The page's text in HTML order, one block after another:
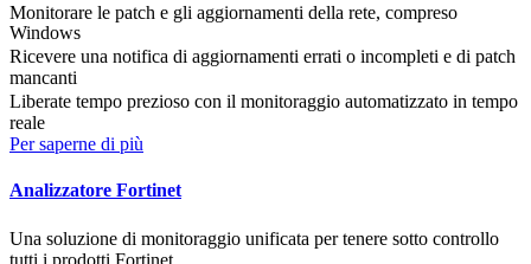
Monitorare le patch e gli aggiornamenti della rete, compreso
Windows
Ricevere una notifica di aggiornamenti errati o incompleti e di patch
mancanti
Liberate tempo prezioso con il monitoraggio automatizzato in tempo
reale
Per saperne di più
Analizzatore Fortinet
Una soluzione di monitoraggio unificata per tenere sotto controllo
tutti i prodotti Fortinet